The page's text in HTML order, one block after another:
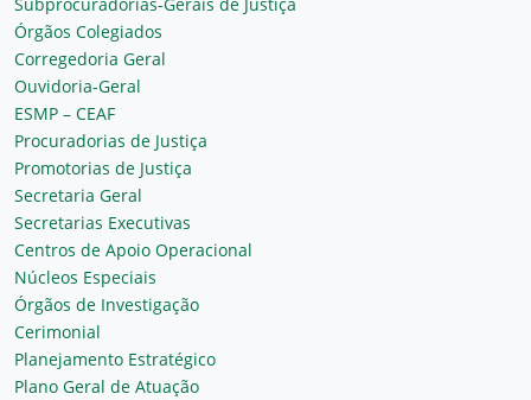
Órgãos Colegiados
Corregedoria Geral
Ouvidoria-Geral
ESMP – CEAF
Procuradorias de Justiça
Promotorias de Justiça
Secretaria Geral
Secretarias Executivas
Centros de Apoio Operacional
Núcleos Especiais
Órgãos de Investigação
Cerimonial
Planejamento Estratégico
Plano Geral de Atuação